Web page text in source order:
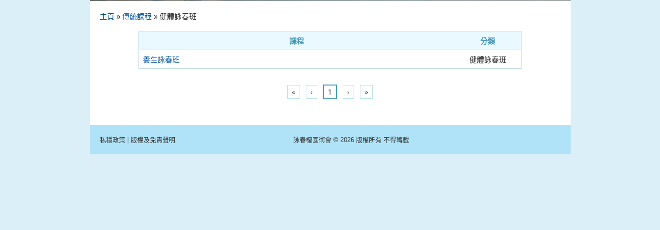
主頁 » 傳統課程 » 健體詠春班
課程 分類
養生詠春班 健體詠春班
« ‹ 1 › »
私穩政策| 版權及免責聲明 詠春樓國術會 © 2026 版權所有 不得轉載